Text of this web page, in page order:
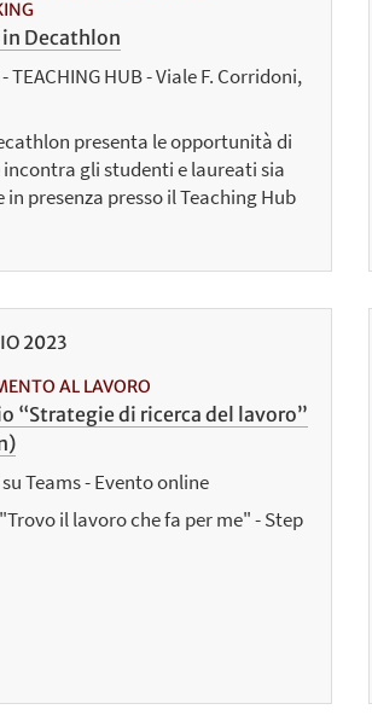
in Decathlon
TEACHING HUB - Viale F. Corridoni,
presenta le opportunità di
gli studenti e laureati sia
in presenza presso il Teaching Hub
2023
AL LAVORO
“Strategie di ricerca del lavoro”
Teams - Evento online
il lavoro che fa per me" - Step